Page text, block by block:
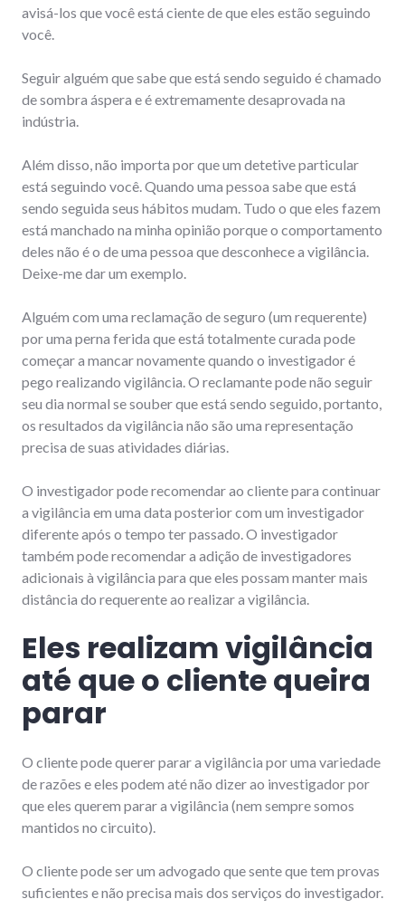
avisá-los que você está ciente de que eles estão seguindo
você.
Seguir alguém que sabe que está sendo seguido é chamado
de sombra áspera e é extremamente desaprovada na
indústria.
Além disso, não importa por que um detetive particular
está seguindo você. Quando uma pessoa sabe que está
sendo seguida seus hábitos mudam. Tudo o que eles fazem
está manchado na minha opinião porque o comportamento
deles não é o de uma pessoa que desconhece a vigilância.
Deixe-me dar um exemplo.
Alguém com uma reclamação de seguro (um requerente)
por uma perna ferida que está totalmente curada pode
começar a mancar novamente quando o investigador é
pego realizando vigilância. O reclamante pode não seguir
seu dia normal se souber que está sendo seguido, portanto,
os resultados da vigilância não são uma representação
precisa de suas atividades diárias.
O investigador pode recomendar ao cliente para continuar
a vigilância em uma data posterior com um investigador
diferente após o tempo ter passado. O investigador
também pode recomendar a adição de investigadores
adicionais à vigilância para que eles possam manter mais
distância do requerente ao realizar a vigilância.
Eles realizam vigilância
até que o cliente queira
parar
O cliente pode querer parar a vigilância por uma variedade
de razões e eles podem até não dizer ao investigador por
que eles querem parar a vigilância (nem sempre somos
mantidos no circuito).
O cliente pode ser um advogado que sente que tem provas
suficientes e não precisa mais dos serviços do investigador.